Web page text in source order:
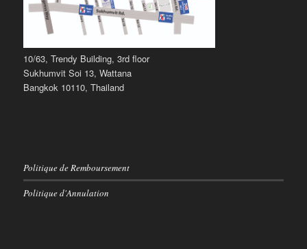
10/63, Trendy Building, 3rd floor
Sukhumvit Soi 13, Wattana
Bangkok 10110, Thailand
Politique de Remboursement
Politique d'Annulation